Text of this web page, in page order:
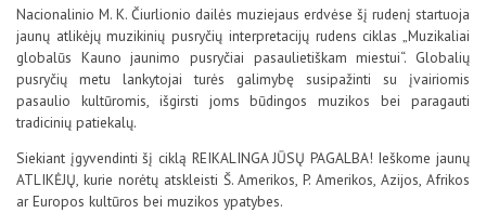
D.U.K
Kontaktai
Nacionalinio M. K. Čiurlionio dailės muziejaus erdvėse šį rudenį startuoja
jaunų atlikėjų muzikinių pusryčių interpretacijų rudens ciklas „Muzikaliai
globalūs Kauno jaunimo pusryčiai pasaulietiškam miestui“. Globalių
pusryčių metu lankytojai turės galimybę susipažinti su įvairiomis
pasaulio kultūromis, išgirsti joms būdingos muzikos bei paragauti
tradicinių patiekalų.
Siekiant įgyvendinti šį ciklą REIKALINGA JŪSŲ PAGALBA! Ieškome jaunų
ATLIKĖJŲ, kurie norėtų atskleisti Š. Amerikos, P. Amerikos, Azijos, Afrikos
ar Europos kultūros bei muzikos ypatybes.